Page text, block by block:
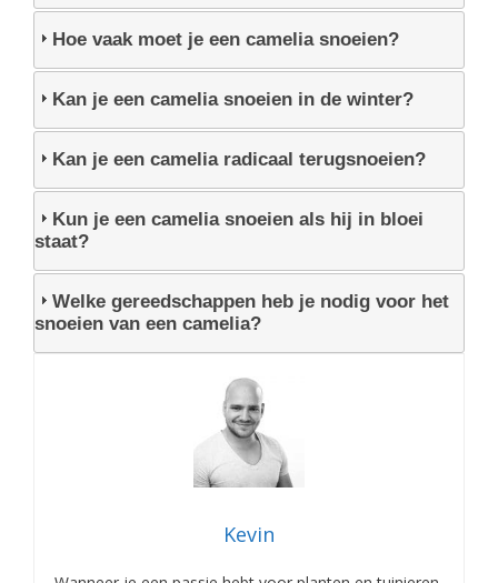
Hoe vaak moet je een camelia snoeien?
Kan je een camelia snoeien in de winter?
Kan je een camelia radicaal terugsnoeien?
Kun je een camelia snoeien als hij in bloei
staat?
Welke gereedschappen heb je nodig voor het
snoeien van een camelia?
Kevin